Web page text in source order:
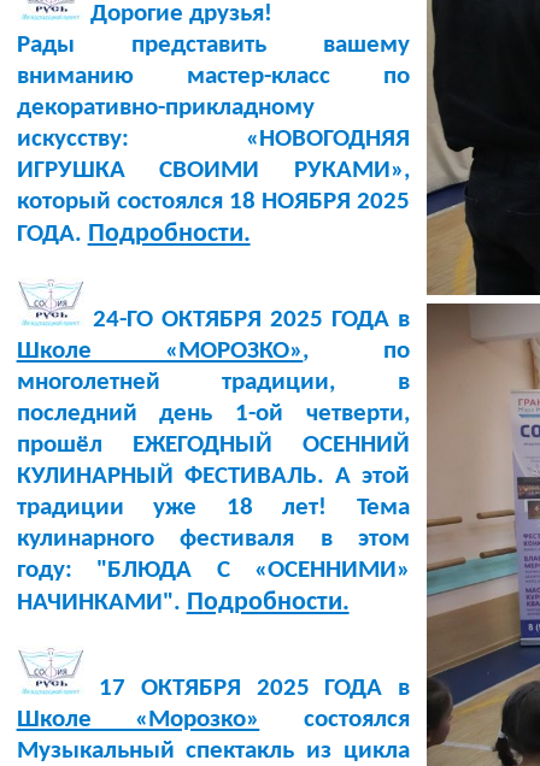
Дорогие друзья!
Рады представить вашему
вниманию мастер-класс по
декоративно-прикладному
искусству: «НОВОГОДНЯЯ
ИГРУШКА СВОИМИ РУКАМИ»,
который состоялся 18 НОЯБРЯ 2025
ГОДА. Подробности.
24-ГО ОКТЯБРЯ 2025 ГОДА в
Школе «МОРОЗКО», по
многолетней традиции, в
последний день 1-ой четверти,
прошёл ЕЖЕГОДНЫЙ ОСЕННИЙ
КУЛИНАРНЫЙ ФЕСТИВАЛЬ. А этой
традиции уже 18 лет! Тема
кулинарного фестиваля в этом
году: "БЛЮДА С «ОСЕННИМИ»
НАЧИНКАМИ". Подробности.
17 ОКТЯБРЯ 2025 ГОДА в
Школе «Морозко»
состоялся
Музыкальный спектакль из цикла